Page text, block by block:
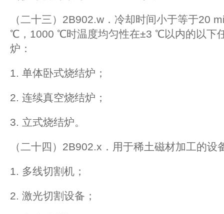
（二十三）2B902.w．冷却时间小于等于20
℃，1000 ℃时温度均匀性在±3 ℃以内的以下
炉：
1. 单体卧式烧结炉；
2. 连续真空烧结炉；
3. 立式烧结炉。
（二十四）2B902.x．用于稀土磁材加工的设
1. 多线切割机；
2. 激光切割设备；